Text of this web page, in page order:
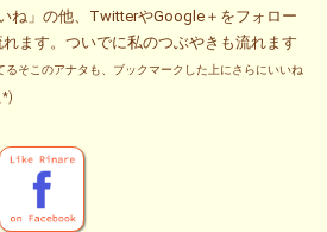
ね」の他、TwitterやGoogle＋をフォロー
ます。ついでに私のつぶやきも流れます
るそこのアナタも、ブックマークした上にさらにいいね
*)